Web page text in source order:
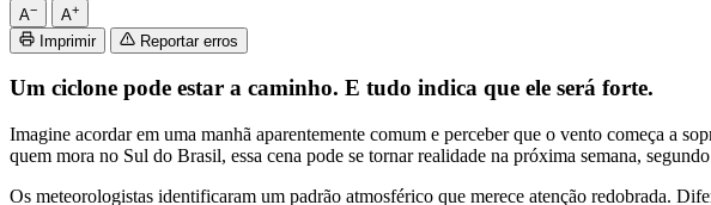
A− A+
Imprimir Reportar erros
Um ciclone pode estar a caminho. E tudo indica que ele será forte.
Imagine acordar em uma manhã aparentemente comum e perceber que o vento começa a
quem mora no Sul do Brasil, essa cena pode se tornar realidade na próxima semana,
Os meteorologistas identificaram um padrão atmosférico que merece atenção redobrada.